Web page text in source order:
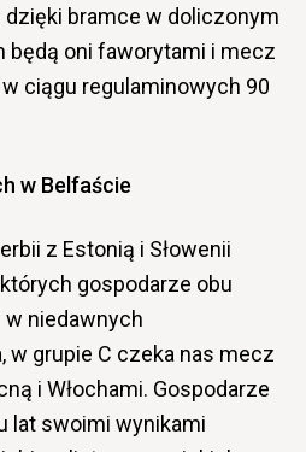
bramce w doliczonym
będą oni faworytami i mecz
ciągu regulaminowych 90
w Belfaście
z Estonią i Słowenii
gospodarze obu
niedawnych
grupie C czeka nas mecz
i Włochami. Gospodarze
lat swoimi wynikami